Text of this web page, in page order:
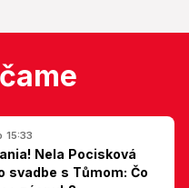
15:33
Nela Pocisková
svadbe s Tůmom: Čo